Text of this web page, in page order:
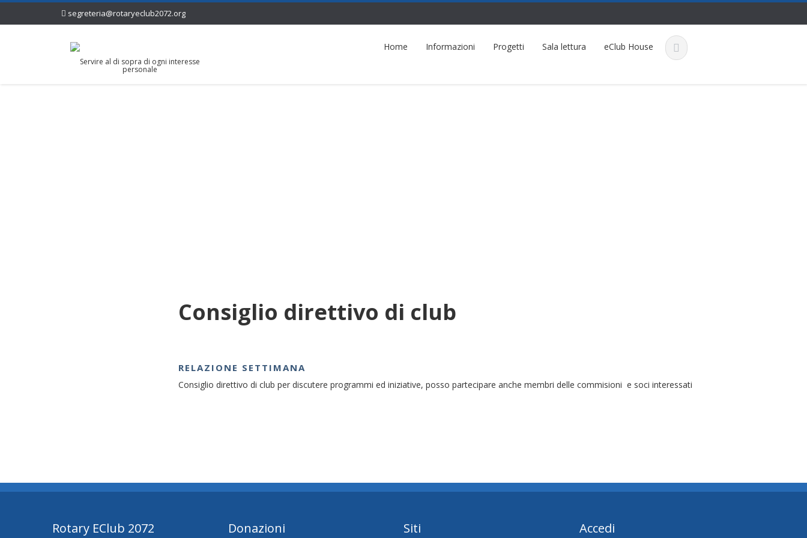
segreteria@rotaryeclub2072.org
Servire al di sopra di ogni interesse
personale
Home Informazioni Progetti Sala lettura eClub House
Consiglio direttivo di club
RELAZIONE SETTIMANA
Consiglio direttivo di club per discutere programmi ed iniziative, posso partecipare anche membri delle commisioni e soci interessati
Rotary EClub 2072 Donazioni Siti Accedi